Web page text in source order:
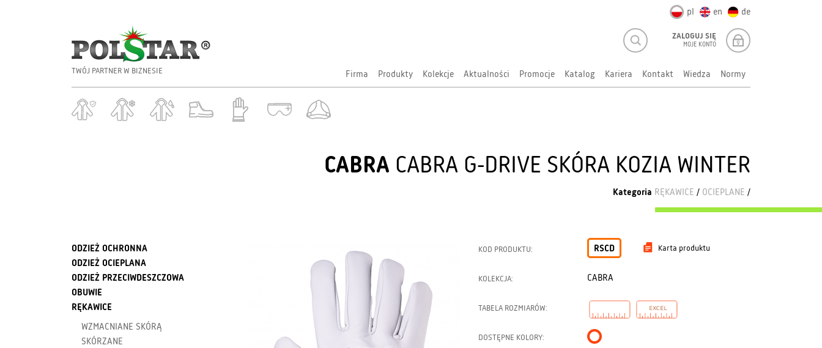
pl en de
TWÓJ PARTNER W BIZNESIE
ZALOGUJ SIĘ
MOJE KONTO
Firma Produkty Kolekcje Aktualności Promocje Katalog Kariera Kontakt Wiedza Normy
CABRA CABRA G-DRIVE SKÓRA KOZIA WINTER
Kategoria RĘKAWICE / OCIEPLANE /
ODZIEŻ OCHRONNA
ODZIEŻ OCIEPLANA
ODZIEŻ PRZECIWDESZCZOWA
OBUWIE
RĘKAWICE
WZMACNIANE SKÓRĄ
SKÓRZANE
KOD PRODUKTU: RSCD Karta produktu
KOLEKCJA: CABRA
TABELA ROZMIARÓW:
DOSTĘPNE KOLORY: